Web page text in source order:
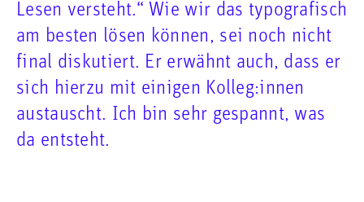
Lesen versteht.“ Wie wir das typografisch
am besten lösen können, sei noch nicht
final diskutiert. Er erwähnt auch, dass er
sich hierzu mit einigen Kolleg:innen
austauscht. Ich bin sehr gespannt, was
da entsteht.